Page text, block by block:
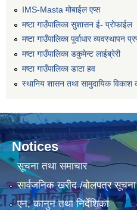
IMS-Masta मोबाईल एप्स
मष्टा गाउँपालिका सुशासन ई- प्रोफाईल
मष्टा गाउँपालिका पूर्वाधार व्यवस्थापन
मष्टा गाउँपालिका डकुमेन्ट लाईब्रेरी
मष्टा गाउँपालिका डाटा हव
स्थानिय शासन तथा सामुदायिक विकाश
Notices
सूचना तथा समाचार
सार्वजनिक खरीद /बोलपत्र सूचना
एन, कानुन तथा निर्देशिका